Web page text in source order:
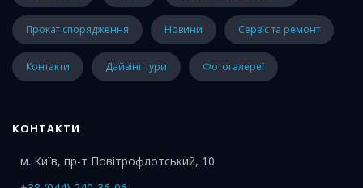
Прокат спорядження Новини Сервіс та ремонт
Контакти Дайвінг тури Фотогалереї
КОНТАКТИ
м. Київ, пр-т Повітрофлотський, 10